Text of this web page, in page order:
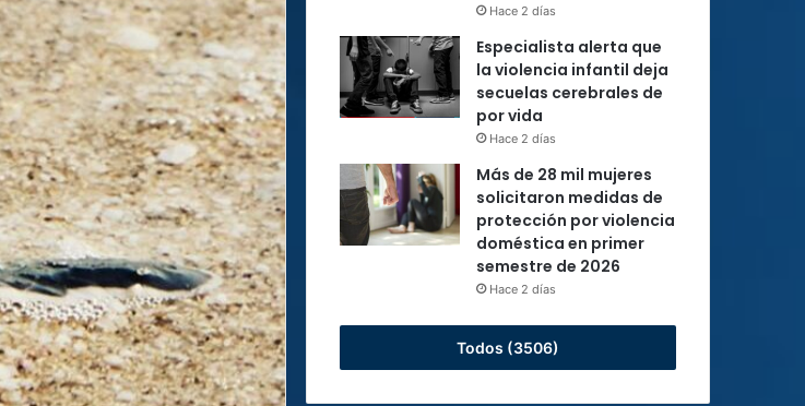
Hace 2 días
Especialista alerta que
la violencia infantil deja
secuelas cerebrales de
por vida
Hace 2 días
Más de 28 mil mujeres
solicitaron medidas de
protección por violencia
doméstica en primer
semestre de 2026
Hace 2 días
Todos (3506)